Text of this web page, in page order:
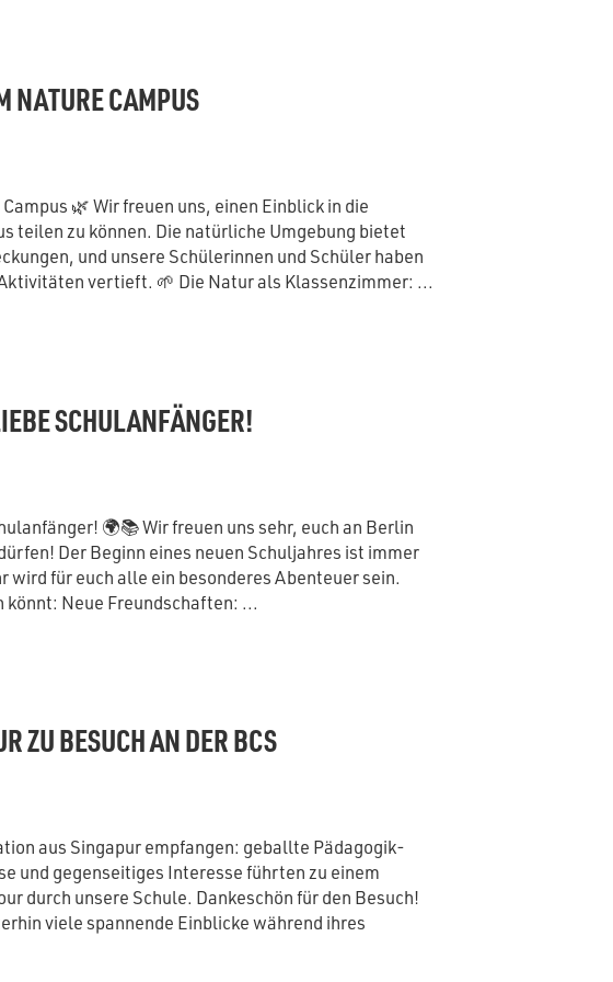
NATURE CAMPUS
🌿 Wir freuen uns, einen Einblick in die
teilen zu können. Die natürliche Umgebung bietet
und unsere Schülerinnen und Schüler haben
vertieft. 🌱 Die Natur als Klassenzimmer: ...
SCHULANFÄNGER!
🌍📚 Wir freuen uns sehr, euch an Berlin
Der Beginn eines neuen Schuljahres ist immer
wird für euch alle ein besonderes Abenteuer sein.
könnt: Neue Freundschaften: ...
ZU BESUCH AN DER BCS
aus Singapur empfangen: geballte Pädagogik-
und gegenseitiges Interesse führten zu einem
durch unsere Schule. Dankeschön für den Besuch!
viele spannende Einblicke während ihres